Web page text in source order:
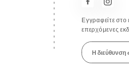
Εγγραφείτε στο
επερχόμενες